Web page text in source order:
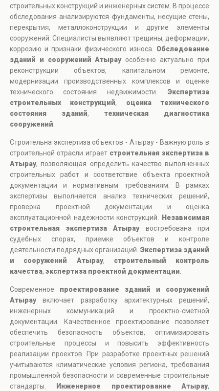
строительных конструкций и инженерных систем. В процессе
обследования анализируются фундаменты, несущие стены,
перекрытия, металлоконструкции и другие элементы
сооружений. Специалисты выявляют трещины, деформации,
коррозию и признаки физического износа. Обследование
зданий и сооружений Атырауособенно актуально при
реконструкции объектов, капитальном ремонте,
модернизации производственных комплексов и оценке
технического состояния недвижимости. Экспертиза
строительных конструкций, оценка технического
состояния зданий, техническая диагностика
сооружений
Строительна экспертиза объектов - Атырау - Важную роль в
строительной отрасли играет строительная экспертиза в
Атырау, позволяющая определить качество выполненных
строительных работ и соответствие объекта проектной
документации и нормативным требованиям. В рамках
экспертизы выполняется анализ технических решений,
проверка проектной документации и оценка
эксплуатационной надежности конструкций.
Независимая
строительная экспертиза Атыраувостребована при
судебных спорах, приемке объектов и контроле
деятельности подрядных организаций. Экспертиза зданий
и сооружений Атырау, строительный контроль
качества, экспертиза проектной документации
Современное проектирование зданий и сооружений
Атыраувключает разработку архитектурных решений,
инженерных коммуникаций и проектно-сметной
документации. Качественное проектирование позволяет
обеспечить безопасность объектов, оптимизировать
строительные процессы и повысить эффективность
реализации проектов. При разработке проектных решений
учитываются климатические условия региона, требования
промышленной безопасности и современные строительные
стандарты.
Инженерное проектирование Атырау,